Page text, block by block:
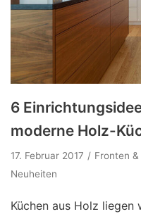
6
moderne Holz-
17. Februar 2017 Fronten
Neuheiten
Küchen aus Holz